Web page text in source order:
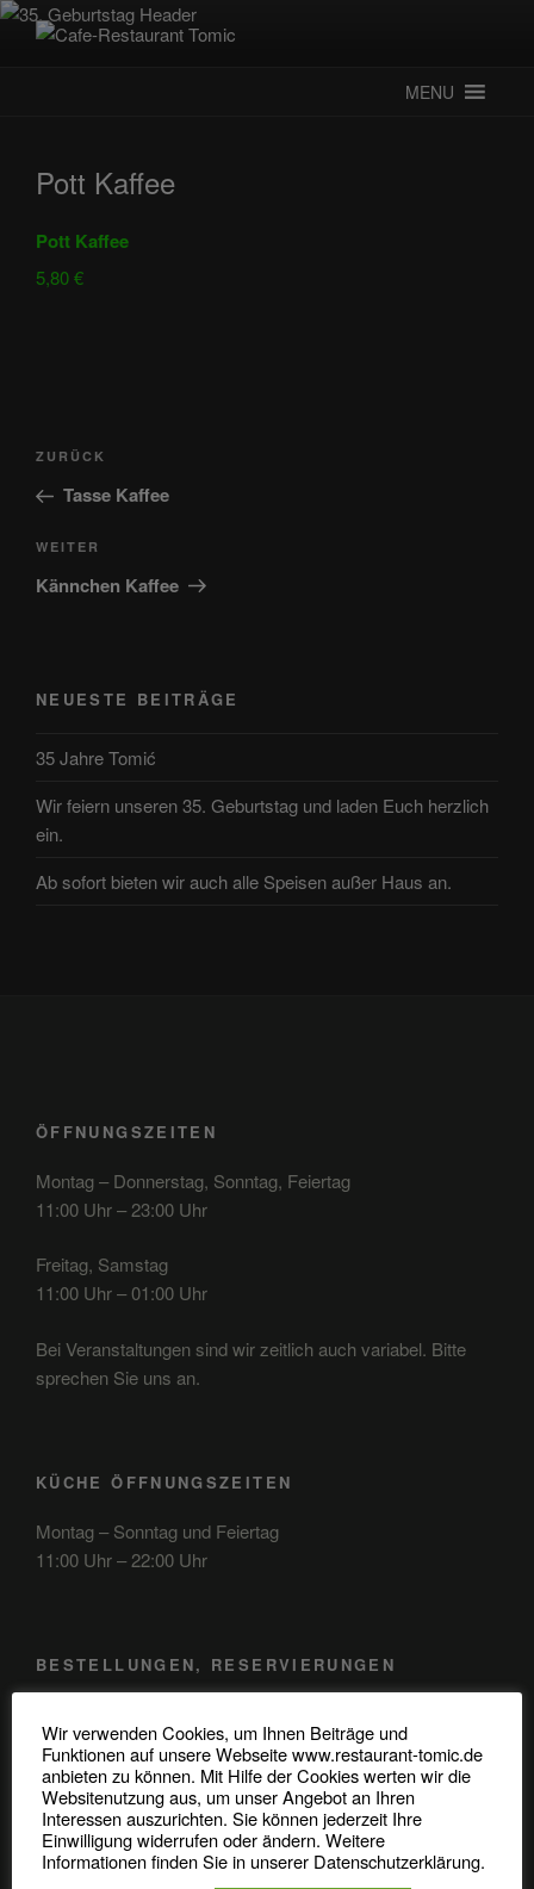
Zum
Inhalt
MENU
Pott Kaffee
Pott Kaffee
5,80 €
Beitragsnavigation
Vorheriger
Beitrag
ZURÜCK
Tasse Kaffee
Nächster
Beitrag
WEITER
Kännchen Kaffee
NEUESTE BEITRÄGE
35 Jahre Tomić
Wir feiern unseren 35. Geburtstag und laden Euch herzlich
ein.
Ab sofort bieten wir auch alle Speisen außer Haus an.
ÖFFNUNGSZEITEN
Montag – Donnerstag, Sonntag, Feiertag
11:00 Uhr – 23:00 Uhr
Freitag, Samstag
11:00 Uhr – 01:00 Uhr
Bei Veranstaltungen sind wir zeitlich auch variabel. Bitte
sprechen Sie uns an.
KÜCHE ÖFFNUNGSZEITEN
Montag – Sonntag und Feiertag
11:00 Uhr – 22:00 Uhr
BESTELLUNGEN, RESERVIERUNGEN
Robert-Koch-Straße 37
06110 Halle (Saale)
Wir verwenden Cookies, um Ihnen Beiträge und
Funktionen auf unsere Webseite www.restaurant-tomic.de
anbieten zu können. Mit Hilfe der Cookies werten wir die
Websitenutzung aus, um unser Angebot an Ihren
Interessen auszurichten. Sie können jederzeit Ihre
Einwilligung widerrufen oder ändern. Weitere
Informationen finden Sie in unserer Datenschutzerklärung.